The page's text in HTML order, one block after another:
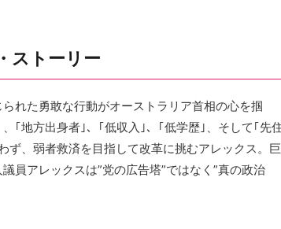
ストーリー
れた勇敢な行動がオーストラリア首相の心を掴
｢地方出身者｣、｢低収入｣、｢低学歴｣、そして｢先
ず、弱者救済を⽬指して改革に挑むアレックス。巨
員アレックスは”党の広告塔”ではなく”真の政治